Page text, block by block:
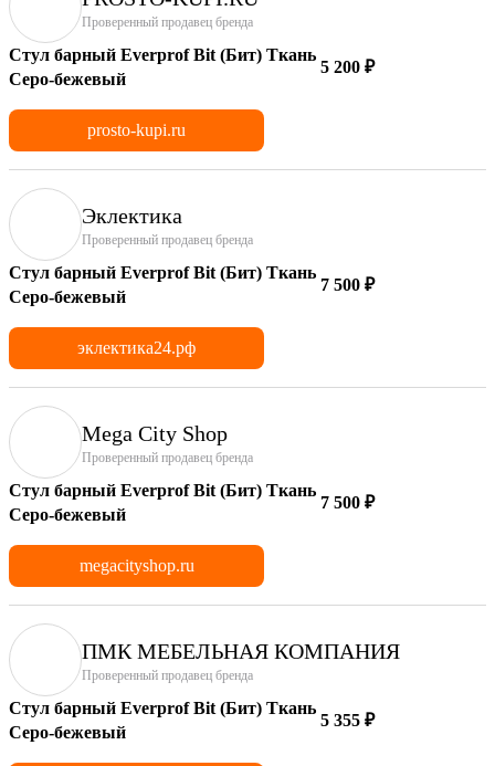
Проверенный продавец бренда
Стул барный Everprof Bit (Бит) Ткань
Серо-бежевый
5 200 ₽
prosto-kupi.ru
Эклектика
Проверенный продавец бренда
Стул барный Everprof Bit (Бит) Ткань
Серо-бежевый
7 500 ₽
эклектика24.рф
Mega City Shop
Проверенный продавец бренда
Стул барный Everprof Bit (Бит) Ткань
Серо-бежевый
7 500 ₽
megacityshop.ru
ПМК МЕБЕЛЬНАЯ КОМПАНИЯ
Проверенный продавец бренда
Стул барный Everprof Bit (Бит) Ткань
Серо-бежевый
5 355 ₽